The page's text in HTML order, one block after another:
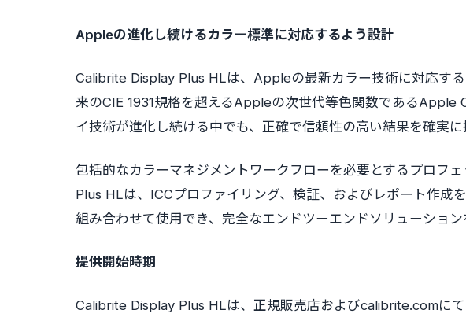
Appleの進化し続けるカラー標準に対応するよう設計
Calibrite Display Plus HLは、Appleの最新カラー技術に対応す
来のCIE 1931規格を超えるAppleの次世代等色関数であるApple
イ技術が進化し続ける中でも、正確で信頼性の高い結果を確実に
包括的なカラーマネジメントワークフローを必要とするプロフ
Plus HLは、ICCプロファイリング、検証、およびレポート作成
組み合わせて使用でき、完全なエンドツーエンドソリューション
提供開始時期
Calibrite Display Plus HLは、正規販売店およびcalibrite.comにて